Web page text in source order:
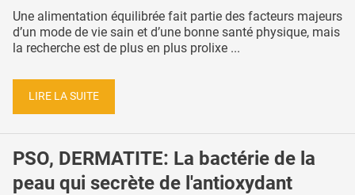
Une alimentation équilibrée fait partie des facteurs majeurs
d’un mode de vie sain et d’une bonne santé physique, mais
la recherche est de plus en plus prolixe ...
LIRE LA SUITE
PSO, DERMATITE: La bactérie de la
peau qui secrète de l'antioxydant